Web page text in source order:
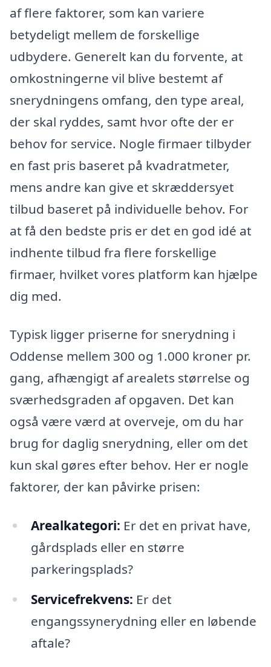
af flere faktorer, som kan variere
betydeligt mellem de forskellige
udbydere. Generelt kan du forvente, at
omkostningerne vil blive bestemt af
snerydningens omfang, den type areal,
der skal ryddes, samt hvor ofte der er
behov for service. Nogle firmaer tilbyder
en fast pris baseret på kvadratmeter,
mens andre kan give et skræddersyet
tilbud baseret på individuelle behov. For
at få den bedste pris er det en god idé at
indhente tilbud fra flere forskellige
firmaer, hvilket vores platform kan hjælpe
dig med.
Typisk ligger priserne for snerydning i
Oddense mellem 300 og 1.000 kroner pr.
gang, afhængigt af arealets størrelse og
sværhedsgraden af opgaven. Det kan
også være værd at overveje, om du har
brug for daglig snerydning, eller om det
kun skal gøres efter behov. Her er nogle
faktorer, der kan påvirke prisen:
Arealkategori: Er det en privat have,
gårdsplads eller en større
parkeringsplads?
Servicefrekvens: Er det
engangssynerydning eller en løbende
aftale?